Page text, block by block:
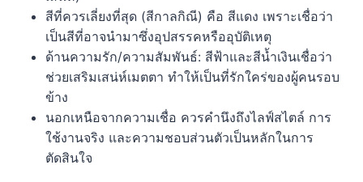
จริง
โปรดใช้วิจารณญาณ
ดูเรื่องแนะนำเพิ่มเติม
คำถามที่พบบ่อย (FAQ)
ถ้าชอบรถสีแดงซึ่งเป็นสีกาลกิณีของคนเกิดวันจันทร์ ควร
ทำอย่างไร?
สีที่ควรเลี่ยงที่สุด (สีกาลกิณี) คือ สีแดง เพราะเชื่อว่า
เป็นสีที่อาจนำมาซึ่งอุปสรรคหรืออุบัติเหตุ
ด้านความรัก/ความสัมพันธ์: สีฟ้าและสีน้ำเงินเชื่อว่า
ช่วยเสริมเสน่ห์เมตตา ทำให้เป็นที่รักใคร่ของผู้คนรอบ
ข้าง
นอกเหนือจากความเชื่อ ควรคำนึงถึงไลฟ์สไตล์ การ
ใช้งานจริง และความชอบส่วนตัวเป็นหลักในการ
ตัดสินใจ